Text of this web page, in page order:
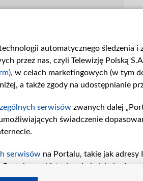
się przewartościowuje - gdy
sprawę, co jest ważne, a co nie… I
co naprawdę czuje…
- Zduński patrzy Madzi prosto w
automatycznego śledzenia
przez nas, czyli Telewizję Polską
, w celach marketingowych (w tym
a także zgody na udostępnianie
serwisów zwanych dalej
świadczenie
serwisów na Portalu, takie jak
czy historia odwiedzin będą
przechowywania informacji na